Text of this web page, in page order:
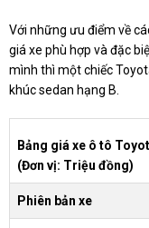
Với những ưu điểm về
giá xe phù hợp và đặc
mình thì một chiếc
khúc sedan hạng B.
Bảng giá xe ô tô
(Đơn vị: Triệu đồng)
Phiên bản xe